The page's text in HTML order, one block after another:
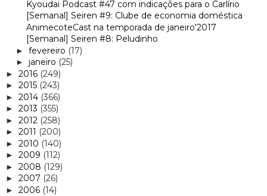
Kyoudai Podcast #47 com indicações para o Carlírio
[Semanal] Seiren #9: Clube de economia doméstica
AnimecoteCast na temporada de janeiro'2017
[Semanal] Seiren #8: Peludinho
► fevereiro (17)
► janeiro (25)
► 2016 (249)
► 2015 (243)
► 2014 (366)
► 2013 (355)
► 2012 (258)
► 2011 (200)
► 2010 (140)
► 2009 (112)
► 2008 (129)
► 2007 (26)
► 2006 (14)